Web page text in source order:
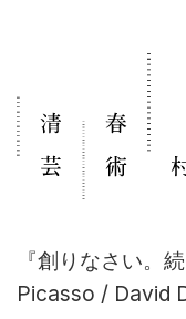
『創りなさい
Picasso / David